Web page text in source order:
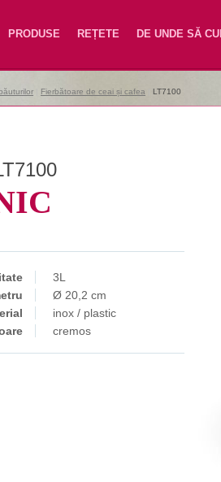
PRODUSE REȚETE DE UNDE SĂ
Fierbătoare de ceai și cafea LT7100
3L
Ø 20,2 cm
inox / plastic
cremos